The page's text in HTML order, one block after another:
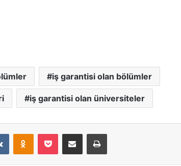
iş garantisi olan bölümler
iş garantisi olan üniversiteler
VKontakte Odnoklassniki Pocket E-Posta ile paylaş Yazdır